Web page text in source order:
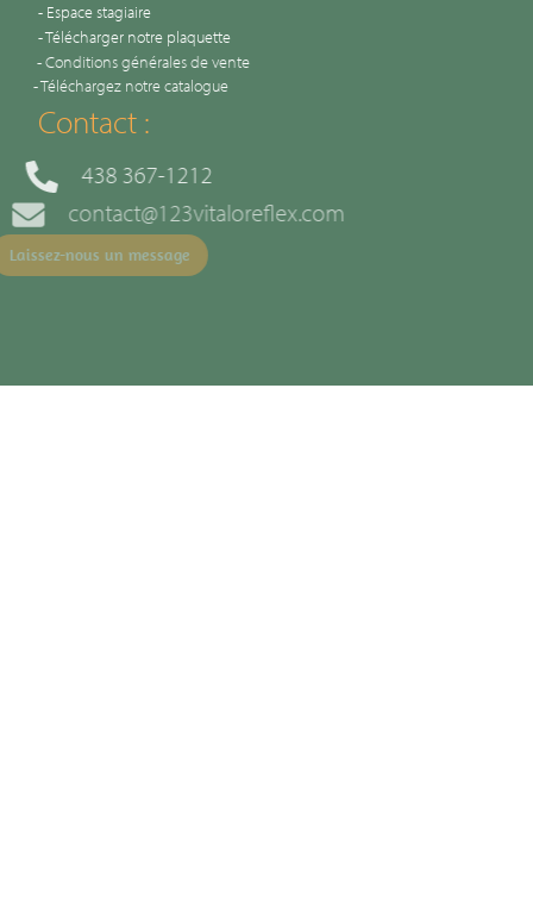
Espace stagiaire
Télécharger notre plaquette
Conditions générales de vente
Téléchargez notre catalogue
Contact :
438 367-1212
contact@123vitaloreflex.com
Laissez-nous un message